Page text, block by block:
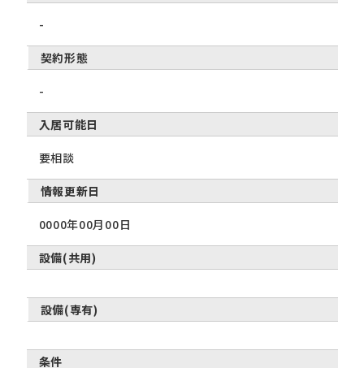
-
契約形態
-
入居可能日
要相談
情報更新日
0000年00月00日
設備(共用)
設備(専有)
条件